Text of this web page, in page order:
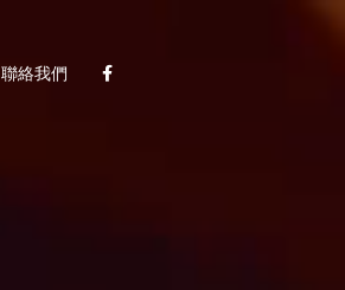
聯絡我們